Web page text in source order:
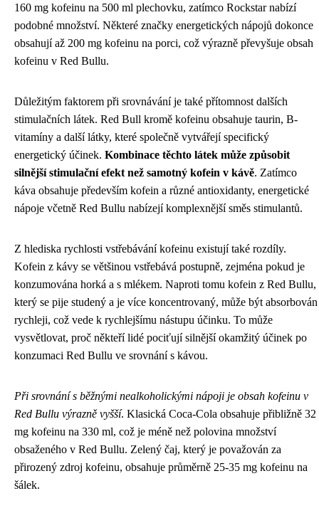
160 mg kofeinu na 500 ml plechovku, zatímco Rockstar nabízí
podobné množství. Některé značky energetických nápojů dokonce
obsahují až 200 mg kofeinu na porci, což výrazně převyšuje obsah
kofeinu v Red Bullu.
Důležitým faktorem při srovnávání je také přítomnost dalších
stimulačních látek. Red Bull kromě kofeinu obsahuje taurin, B-
vitamíny a další látky, které společně vytvářejí specifický
energetický účinek. Kombinace těchto látek může způsobit
silnější stimulační efekt než samotný kofein v kávě. Zatímco
káva obsahuje především kofein a různé antioxidanty, energetické
nápoje včetně Red Bullu nabízejí komplexnější směs stimulantů.
Z hlediska rychlosti vstřebávání kofeinu existují také rozdíly.
Kofein z kávy se většinou vstřebává postupně, zejména pokud je
konzumována horká a s mlékem. Naproti tomu kofein z Red Bullu,
který se pije studený a je více koncentrovaný, může být absorbován
rychleji, což vede k rychlejšímu nástupu účinku. To může
vysvětlovat, proč někteří lidé pociťují silnější okamžitý účinek po
konzumaci Red Bullu ve srovnání s kávou.
Při srovnání s běžnými nealkoholickými nápoji je obsah kofeinu v
Red Bullu výrazně vyšší. Klasická Coca-Cola obsahuje přibližně 32
mg kofeinu na 330 ml, což je méně než polovina množství
obsaženého v Red Bullu. Zelený čaj, který je považován za
přirozený zdroj kofeinu, obsahuje průměrně 25-35 mg kofeinu na
šálek.